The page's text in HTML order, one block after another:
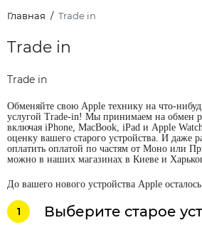
Главная Trade in
Trade in
Trade in
Обменяйте свою Apple технику на что-
услугой Trade-in! Мы принимаем на обмен
включая iPhone, MacBook, iPad и Apple
оценку вашего старого устройства. И даже
оплатить оплатой по частям от Моно или
можно в наших магазинах в Киеве и
До вашего нового устройства Apple
1 Выберите старое